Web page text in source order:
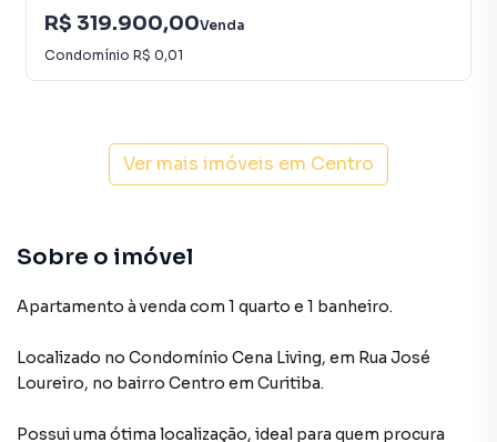
R$ 319.900,00Venda
Condomínio R$ 0,01
Ver mais imóveis em Centro
Sobre o imóvel
Apartamento à venda com 1 quarto e 1 banheiro.
Localizado no Condomínio Cena Living, em Rua José
Loureiro, no bairro Centro em Curitiba.
Possui uma ótima localização, ideal para quem procura